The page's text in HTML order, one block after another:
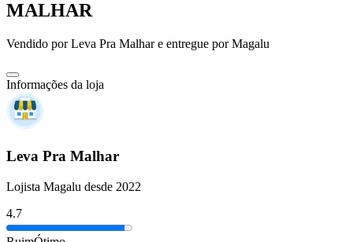
MALHAR
Vendido porLeva Pra Malhare entregue por Magalu
Informações da loja
Leva Pra Malhar
Lojista Magalu desde 2022
4.7